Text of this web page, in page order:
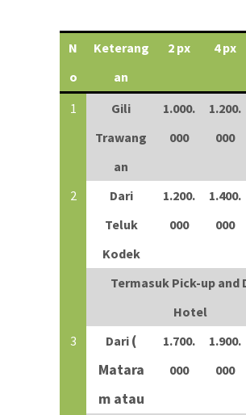
N
o
Keterang
an
2 px 4 px
1
Gili
Trawang
an
1.000.
000
1.200.
000
2
Dari
Teluk
Kodek
1.200.
000
1.400.
000
Termasuk Pick-up and
Hotel
3
Dari (
Matara
m atau
1.700.
000
1.900.
000